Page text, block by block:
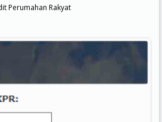
Perumahan Rakyat